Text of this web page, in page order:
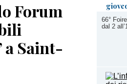
66°
dal 2
Forum
a Saint-